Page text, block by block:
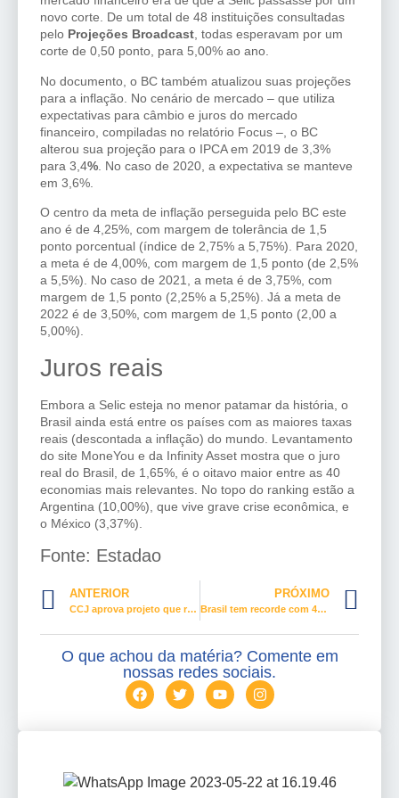
novo corte. De um total de 48 instituições consultadas
pelo Projeções Broadcast, todas esperavam por um
corte de 0,50 ponto, para 5,00% ao ano.
No documento, o BC também atualizou suas projeções
para a inflação. No cenário de mercado – que utiliza
expectativas para câmbio e juros do mercado
financeiro, compiladas no relatório Focus –, o BC
alterou sua projeção para o IPCA em 2019 de 3,3%
para 3,4% . No caso de 2020, a expectativa se manteve
em 3,6%.
O centro da meta de inflação perseguida pelo BC este
ano é de 4,25%, com margem de tolerância de 1,5
ponto porcentual (índice de 2,75% a 5,75%). Para 2020,
a meta é de 4,00%, com margem de 1,5 ponto (de 2,5%
a 5,5%). No caso de 2021, a meta é de 3,75%, com
margem de 1,5 ponto (2,25% a 5,25%). Já a meta de
2022 é de 3,50%, com margem de 1,5 ponto (2,00 a
5,00%).
Juros reais
Embora a Selic esteja no menor patamar da história, o
Brasil ainda está entre os países com as maiores taxas
reais (descontada a inflação) do mundo. Levantamento
do site MoneYou e da Infinity Asset mostra que o juro
real do Brasil, de 1,65%, é o oitavo maior entre as 40
economias mais relevantes. No topo do ranking estão a
Argentina (10,00%), que vive grave crise econômica, e
o México (3,37%).
Fonte: Estadao
ANTERIOR
CCJ aprova projeto que retoma restrições à jornada de trabalho de 12 por 36 horas
PRÓXIMO
Brasil tem recorde com 41,4% dos trabalhadores na informalidade
O que achou da matéria? Comente em
nossas redes sociais.